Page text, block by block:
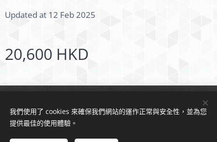
Updated at 12 Feb 2025
20,600 HKD
Cookies
我們使用了 cookies 來確保我們網站的運作正常與安全性，並為您
提供最佳的使用體驗。